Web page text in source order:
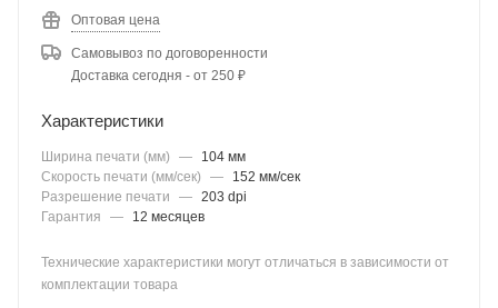
Оптовая цена
Самовывоз по договоренности
Доставка сегодня - от 250 ₽
Характеристики
Ширина печати (мм) —
104 мм
Скорость печати (мм/сек)
—
152 мм/сек
Разрешение печати
— 203 dpi
Гарантия
— 12 месяцев
Технические характеристики могут отличаться в зависимости от
комплектации товара